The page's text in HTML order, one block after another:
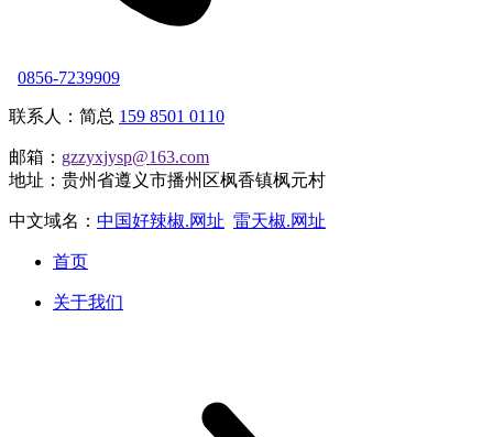
0856-7239909
联系人：简总 159 8501 0110
邮箱： gzzyxjysp@163.com
地址：贵州省遵义市播州区枫香镇枫元村
中文域名： 中国好辣椒.网址 雷天椒.网址
首页
关于我们